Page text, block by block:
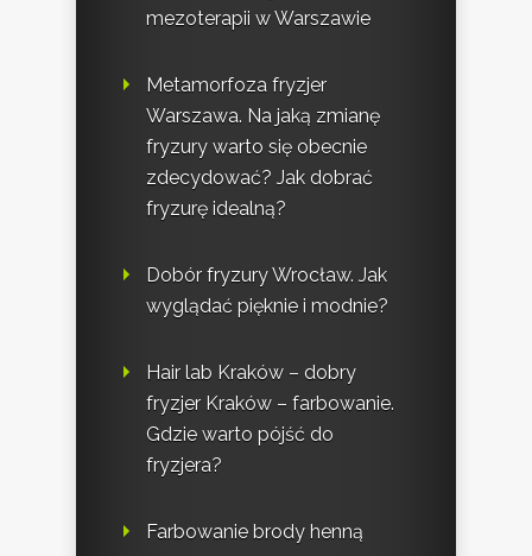
mezoterapii w Warszawie
Metamorfoza fryzjer
Warszawa. Na jaką zmianę
fryzury warto się obecnie
zdecydować? Jak dobrać
fryzurę idealną?
Dobór fryzury Wrocław. Jak
wyglądać pięknie i modnie?
Hair lab Kraków – dobry
fryzjer Kraków – farbowanie.
Gdzie warto pójść do
fryzjera?
Farbowanie brody henną